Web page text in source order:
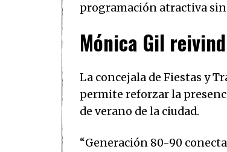
programación atractiva sin
Mónica Gil
La concejala de Fiestas y
permite reforzar la
de verano de la ciudad.
“Generación 80-90